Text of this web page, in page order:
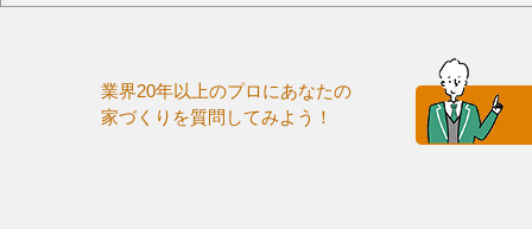
業界20年以上のプロにあなたの
家づくりを質問してみよう！